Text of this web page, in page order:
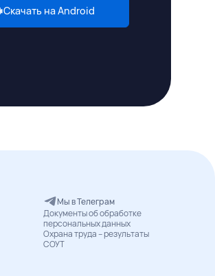
Скачать на Android
Мы в Телеграм
Документы об обработке
персональных данных
Охрана труда – результаты
СОУТ